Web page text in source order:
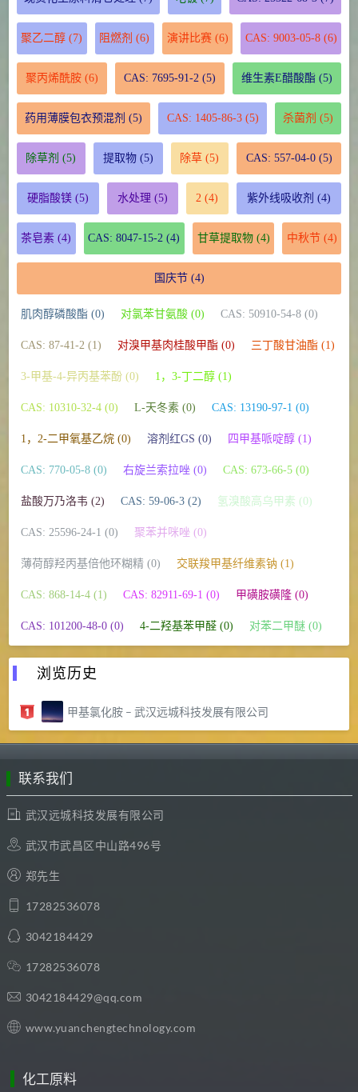
聚乙二醇 (7) 阻燃剂 (6) 演讲比赛(6) CAS: 9003-05-8(6)
聚丙烯酰胺(6) CAS: 7695-91-2 (5) 维生素E醋酸酯 (5)
药用薄膜包衣预混剂 (5) CAS: 1405-86-3(5) 杀菌剂 (5)
除草剂 (5) 提取物(5) 除草 (5) CAS: 557-04-0(5)
硬脂酸镁(5) 水处理 (5) 2 (4) 紫外线吸收剂 (4)
茶皂素 (4) CAS: 8047-15-2 (4) 甘草提取物(4) 中秋节(4)
国庆节(4)
肌肉醇磷酸酯 (0) 对氯苯甘氨酸 (0) CAS: 50910-54-8 (0)
CAS: 87-41-2 (1) 对溴甲基肉桂酸甲酯 (0) 三丁酸甘油酯 (1)
3-甲基-4-异丙基苯酚 (0) 1，3-丁二醇 (1)
CAS: 10310-32-4 (0) L-天冬素 (0) CAS: 13190-97-1 (0)
1，2-二甲氧基乙烷 (0) 溶剂红GS (0) 四甲基哌啶醇 (1)
CAS: 770-05-8 (0) 右旋兰索拉唑 (0) CAS: 673-66-5 (0)
盐酸万乃洛韦 (2) CAS: 59-06-3 (2) 氢溴酸高乌甲素 (0)
CAS: 25596-24-1 (0) 聚苯并咪唑 (0)
薄荷醇羟丙基倍他环糊精 (0) 交联羧甲基纤维素钠 (1)
CAS: 868-14-4 (1) CAS: 82911-69-1 (0) 甲磺胺磺隆 (0)
CAS: 101200-48-0 (0) 4-二羟基苯甲醛 (0) 对苯二甲醚 (0)
浏览历史
甲基氯化胺 – 武汉远城科技发展有限公司
联系我们
武汉远城科技发展有限公司
武汉市武昌区中山路496号
郑先生
17282536078
3042184429
17282536078
3042184429@qq.com
www.yuanchengtechnology.com
化工原料